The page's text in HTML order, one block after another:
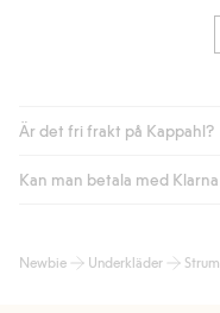
Är det fri frakt på Kappahl?
Är du medlem i Kappahl
automatik efter du
Kan man betala med
bland annat faktura och
Newbie Underkläder